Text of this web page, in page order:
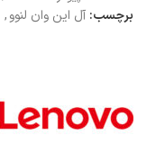
برچسب: آل این وان لنوو,